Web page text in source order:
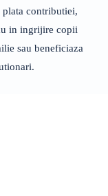
contributiei,
in ingrijire copii
sau beneficiaza